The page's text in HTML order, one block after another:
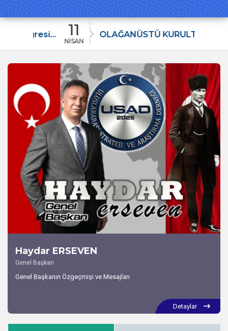
11 OLAĞANÜSTÜ KURULTAY DUYURUSU
Haydar ERSEVEN
Genel Başkan
Genel Başkanın Özgeçmişi ve Mesajları
Detaylar